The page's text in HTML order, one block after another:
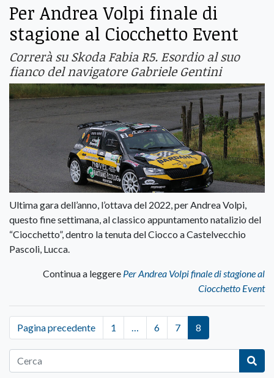
Per Andrea Volpi finale di
stagione al Ciocchetto Event
Correrà su Skoda Fabia R5. Esordio al suo
fianco del navigatore Gabriele Gentini
Ultima gara dell’anno, l’ottava del 2022, per Andrea Volpi,
questo fine settimana, al classico appuntamento natalizio del
“Ciocchetto”, dentro la tenuta del Ciocco a Castelvecchio
Pascoli, Lucca.
Continua a leggere Per Andrea Volpi finale di stagione al
Ciocchetto Event
Pagina precedente 1 6 7 8